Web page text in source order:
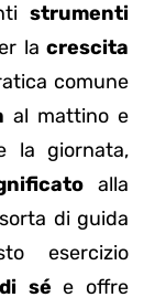
strumenti
la crescita
comune
al mattino e
la giornata,
alla
di guida
esercizio
sé e offre